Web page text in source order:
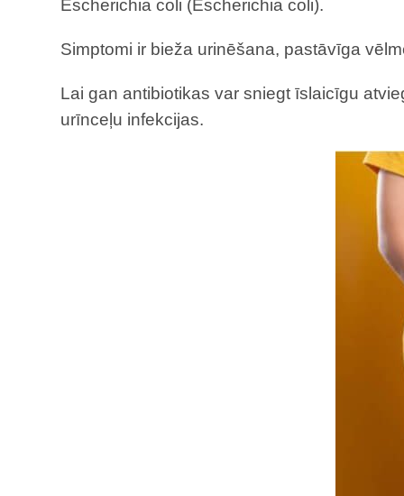
Escherichia coli (Escherichia coli).
Simptomi ir bieža urinēšana, pastāvīga
Lai gan antibiotikas var sniegt īslaicīgu
urīnceļu infekcijas.